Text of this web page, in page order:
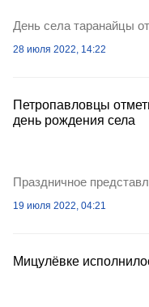
День села таранайцы
28 июля 2022, 14:22
Петропавловцы
день рождения села
Праздничное
19 июля 2022, 04:21
Мицулёвке